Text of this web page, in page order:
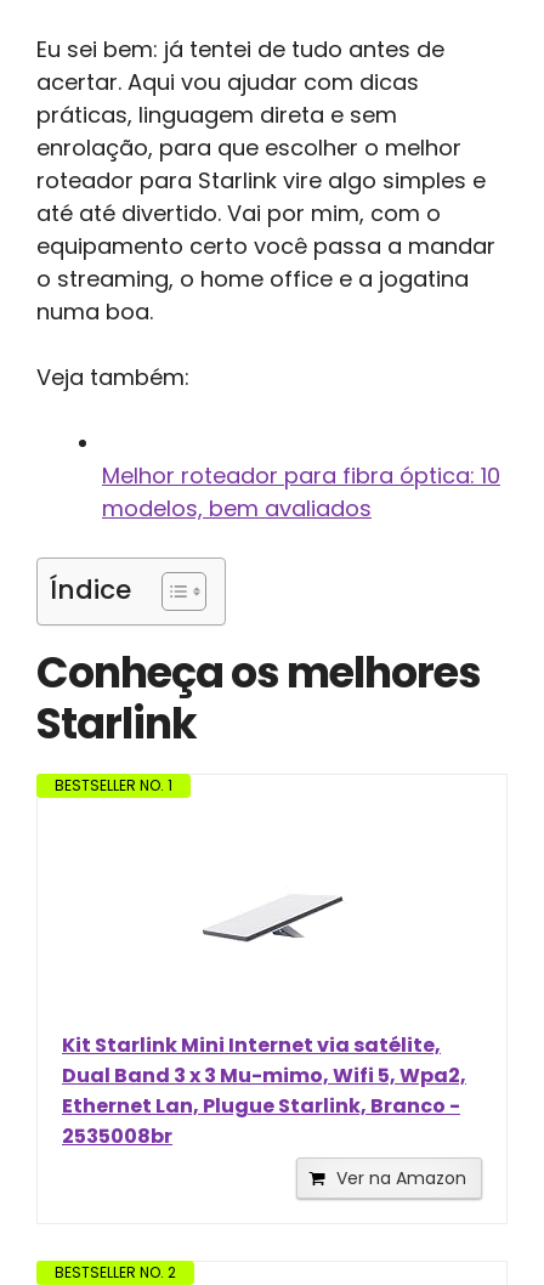
Eu sei bem: já tentei de tudo antes de
acertar. Aqui vou ajudar com dicas
práticas, linguagem direta e sem
enrolação, para que escolher o melhor
roteador para Starlink vire algo simples e
até até divertido. Vai por mim, com o
equipamento certo você passa a mandar
o streaming, o home office e a jogatina
numa boa.
Veja também:
Melhor roteador para fibra óptica: 10
modelos, bem avaliados
Índice
Conheça os melhores
Starlink
BESTSELLER NO. 1
Kit Starlink Mini Internet via satélite,
Dual Band 3 x 3 Mu-mimo, Wifi 5, Wpa2,
Ethernet Lan, Plugue Starlink, Branco -
2535008br
Ver na Amazon
BESTSELLER NO. 2